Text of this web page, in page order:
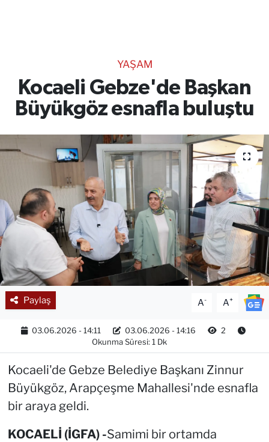
YAŞAM
Kocaeli Gebze'de Başkan
Büyükgöz esnafla buluştu
Paylaş A- A+
03.06.2026 - 14:11 03.06.2026 - 14:16
2
Okunma Süresi: 1 Dk
Kocaeli'de Gebze Belediye Başkanı Zinnur
Büyükgöz, Arapçeşme Mahallesi'nde esnafla
bir araya geldi.
KOCAELİ (İGFA) -Samimi bir ortamda
RESMİ İLANLAR
Gencsesfm Canlı Dinle